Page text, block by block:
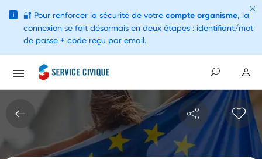
i 🔐 Pour renforcer la sécurité de votre compte organisme, la
connexion se fait désormais en deux étapes : identifiant/mot
de passe + code reçu par email.